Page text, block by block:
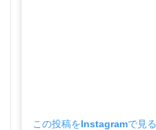
この投稿をInstagramで見る